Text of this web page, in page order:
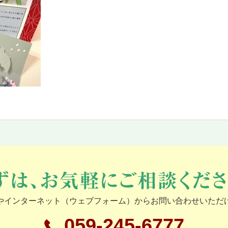
インターネット（ウェブフォーム）からお問い合わせいただ